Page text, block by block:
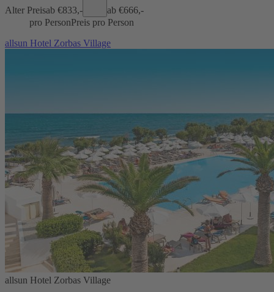
Alter Preisab €833,- ab €666,-
pro PersonPreis pro Person
allsun Hotel Zorbas Village
allsun Hotel Zorbas Village